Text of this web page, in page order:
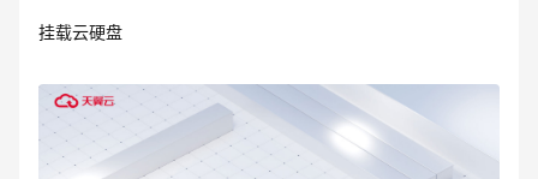
挂载云硬盘